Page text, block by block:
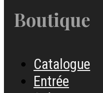
Boutique
Catalogue
Entrée